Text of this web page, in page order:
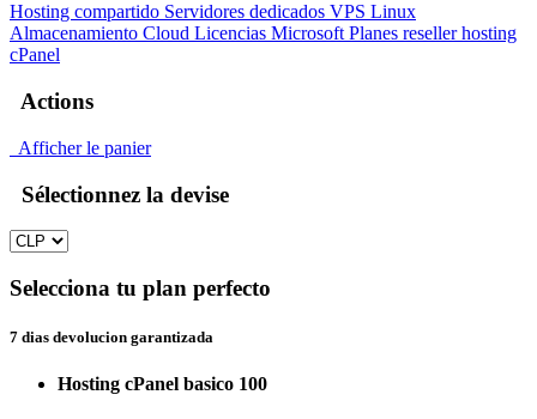
Hosting compartido Servidores dedicados VPS Linux
Almacenamiento Cloud Licencias MicrosoftPlanes reseller hosting
cPanel
Actions
Afficher le panier
Sélectionnez la devise
Selecciona tu plan perfecto
7 dias devolucion garantizada
Hosting cPanel basico 100